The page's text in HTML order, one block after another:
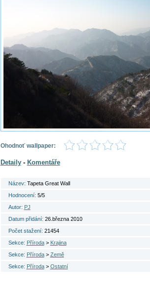
Ohodnoť wallpaper:
Detaily- Komentáře
Název: Tapeta Great Wall
Hodnocení: 5/5
Autor: PJ
Datum přidání: 26.března 2010
Počet stažení: 21454
Sekce: Příroda> Krajina
Sekce: Příroda> Země
Sekce: Příroda> Ostatní